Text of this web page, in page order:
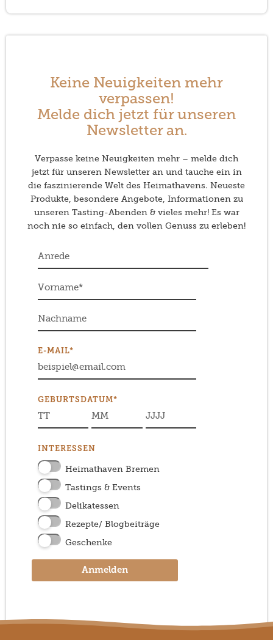
Keine Neuigkeiten mehr
verpassen!
Melde dich jetzt für unseren
Newsletter an.
Verpasse keine Neuigkeiten mehr – melde dich
jetzt für unseren Newsletter an und tauche ein in
die faszinierende Welt des Heimathavens. Neueste
Produkte, besondere Angebote, Informationen zu
unseren Tasting-Abenden & vieles mehr! Es war
noch nie so einfach, den vollen Genuss zu erleben!
E-MAIL*
GEBURTSDATUM*
INTERESSEN
Heimathaven Bremen
Tastings & Events
Delikatessen
Rezepte/ Blogbeiträge
Geschenke
Anmelden